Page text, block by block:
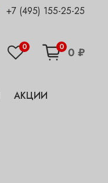
+7 (495) 155-25-25
0 0 0 ₽
АКЦИИ